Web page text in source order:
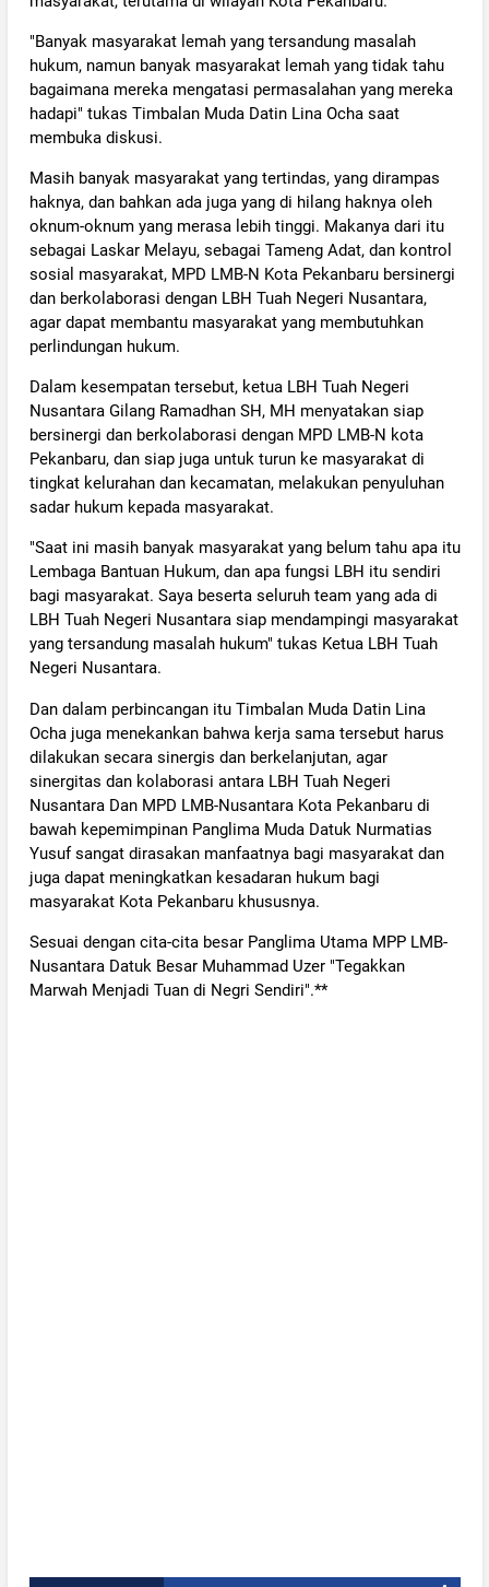
"Banyak masyarakat lemah yang tersandung masalah
hukum, namun banyak masyarakat lemah yang tidak tahu
bagaimana mereka mengatasi permasalahan yang mereka
hadapi" tukas Timbalan Muda Datin Lina Ocha saat
membuka diskusi.
Masih banyak masyarakat yang tertindas, yang dirampas
haknya, dan bahkan ada juga yang di hilang haknya oleh
oknum-oknum yang merasa lebih tinggi. Makanya dari itu
sebagai Laskar Melayu, sebagai Tameng Adat, dan kontrol
sosial masyarakat, MPD LMB-N Kota Pekanbaru bersinergi
dan berkolaborasi dengan LBH Tuah Negeri Nusantara,
agar dapat membantu masyarakat yang membutuhkan
perlindungan hukum.
Dalam kesempatan tersebut, ketua LBH Tuah Negeri
Nusantara Gilang Ramadhan SH, MH menyatakan siap
bersinergi dan berkolaborasi dengan MPD LMB-N kota
Pekanbaru, dan siap juga untuk turun ke masyarakat di
tingkat kelurahan dan kecamatan, melakukan penyuluhan
sadar hukum kepada masyarakat.
"Saat ini masih banyak masyarakat yang belum tahu apa itu
Lembaga Bantuan Hukum, dan apa fungsi LBH itu sendiri
bagi masyarakat. Saya beserta seluruh team yang ada di
LBH Tuah Negeri Nusantara siap mendampingi masyarakat
yang tersandung masalah hukum" tukas Ketua LBH Tuah
Negeri Nusantara.
Dan dalam perbincangan itu Timbalan Muda Datin Lina
Ocha juga menekankan bahwa kerja sama tersebut harus
dilakukan secara sinergis dan berkelanjutan, agar
sinergitas dan kolaborasi antara LBH Tuah Negeri
Nusantara Dan MPD LMB-Nusantara Kota Pekanbaru di
bawah kepemimpinan Panglima Muda Datuk Nurmatias
Yusuf sangat dirasakan manfaatnya bagi masyarakat dan
juga dapat meningkatkan kesadaran hukum bagi
masyarakat Kota Pekanbaru khususnya.
Sesuai dengan cita-cita besar Panglima Utama MPP LMB-
Nusantara Datuk Besar Muhammad Uzer "Tegakkan
Marwah Menjadi Tuan di Negri Sendiri".**